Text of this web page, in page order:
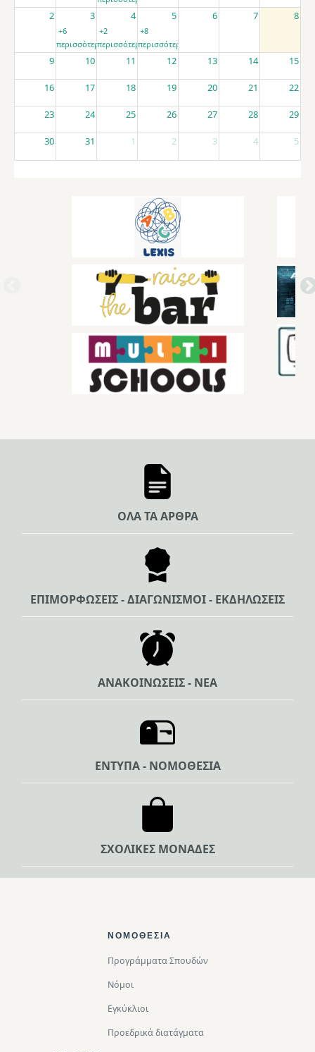
2 3 4 5 6 7 8
+6
περισσότερα
+2
περισσότερα
+8
περισσότερα
9 10 11 12 13 14 15
16 17 18 19 20 21 22
23 24 25 26 27 28 29
30 31 1 2 3 4 5
ΟΛΑ ΤΑ ΑΡΘΡΑ
ΕΠΙΜΟΡΦΩΣΕΙΣ - ΔΙΑΓΩΝΙΣΜΟΙ - ΕΚΔΗΛΩΣΕΙΣ
ΑΝΑΚΟΙΝΩΣΕΙΣ - ΝΕΑ
ΕΝΤΥΠΑ - ΝΟΜΟΘΕΣΙΑ
ΣΧΟΛΙΚΕΣ ΜΟΝΑΔΕΣ
ΝΟΜΟΘΕΣΊΑ
Προγράμματα Σπουδών
Νόμοι
Εγκύκλιοι
Προεδρικά διατάγματα